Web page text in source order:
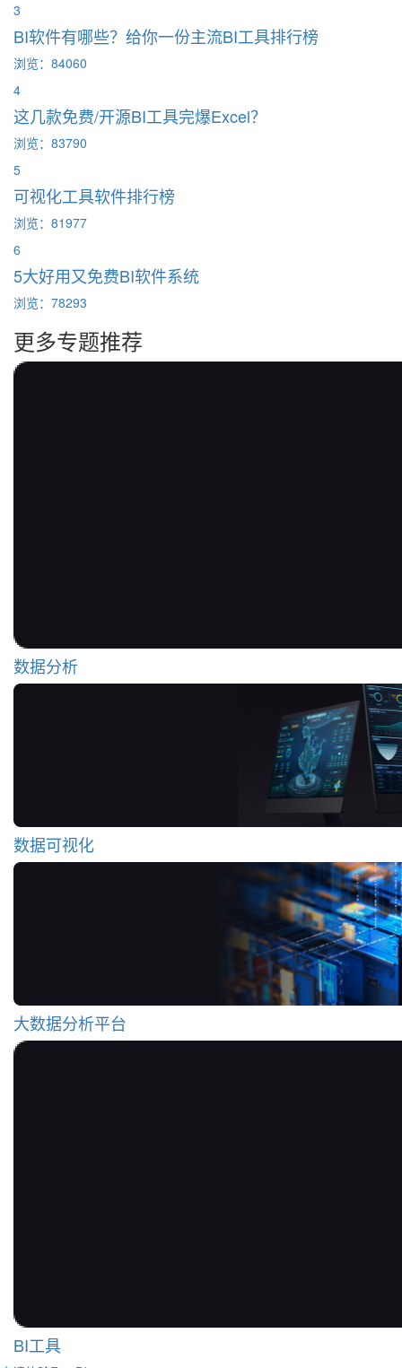
3
BI软件有哪些？给你一份主流BI工具排行榜
浏览：84060
4
这几款免费/开源BI工具完爆Excel？
浏览：83790
5
可视化工具软件排行榜
浏览：81977
6
5大好用又免费BI软件系统
浏览：78293
更多专题推荐
数据分析
数据可视化
大数据分析平台
BI工具